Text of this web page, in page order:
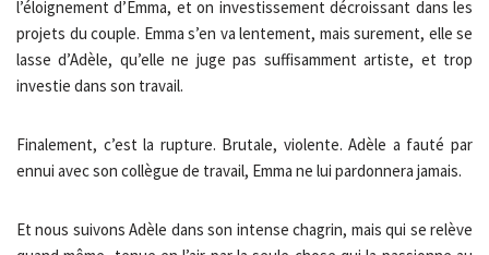
l’éloignement d’Emma, et on investissement décroissant dans les
projets du couple. Emma s’en va lentement, mais surement, elle se
lasse d’Adèle, qu’elle ne juge pas suffisamment artiste, et trop
investie dans son travail.
Finalement, c’est la rupture. Brutale, violente. Adèle a fauté par
ennui avec son collègue de travail, Emma ne lui pardonnera jamais.
Et nous suivons Adèle dans son intense chagrin, mais qui se relève